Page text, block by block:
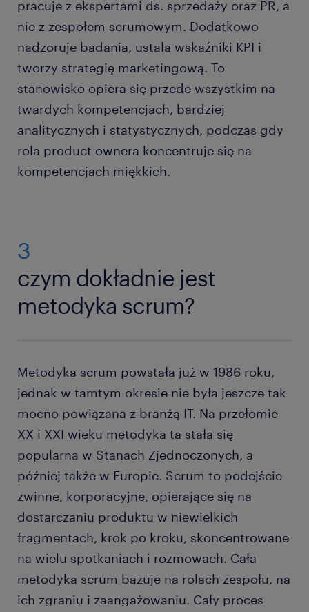
pracuje z ekspertami ds. sprzedaży oraz PR, a
nie z zespołem scrumowym. Dodatkowo
nadzoruje badania, ustala wskaźniki KPI i
tworzy strategię marketingową. To
stanowisko opiera się przede wszystkim na
twardych kompetencjach, bardziej
analitycznych i statystycznych, podczas gdy
rola product ownera koncentruje się na
kompetencjach miękkich.
3
czym dokładnie jest
metodyka scrum?
Metodyka scrum powstała już w 1986 roku,
jednak w tamtym okresie nie była jeszcze tak
mocno powiązana z branżą IT. Na przełomie
XX i XXI wieku metodyka ta stała się
popularna w Stanach Zjednoczonych, a
później także w Europie. Scrum to podejście
zwinne, korporacyjne, opierające się na
dostarczaniu produktu w niewielkich
fragmentach, krok po kroku, skoncentrowane
na wielu spotkaniach i rozmowach. Cała
metodyka scrum bazuje na rolach zespołu, na
ich zgraniu i zaangażowaniu. Cały proces